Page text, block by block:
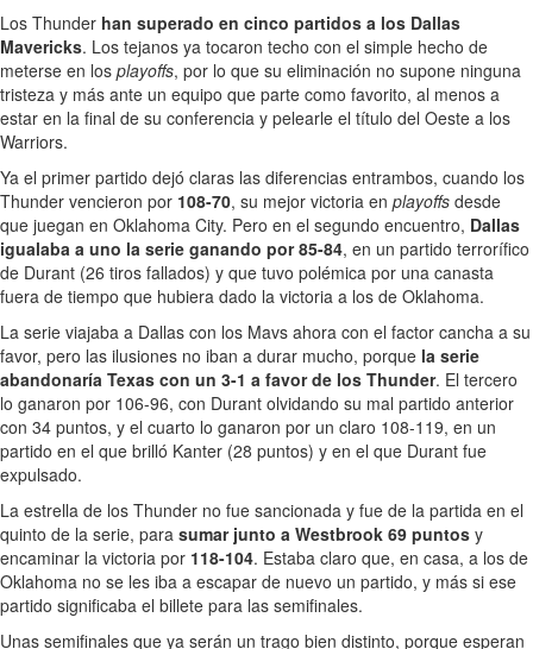
Los Thunder han superado en cinco partidos a los Dallas
Mavericks. Los tejanos ya tocaron techo con el simple hecho de
meterse en los playoffs, por lo que su eliminación no supone ninguna
tristeza y más ante un equipo que parte como favorito, al menos a
estar en la final de su conferencia y pelearle el título del Oeste a los
Warriors.
Ya el primer partido dejó claras las diferencias entrambos, cuando los
Thunder vencieron por 108-70, su mejor victoria en playoffs desde
que juegan en Oklahoma City. Pero en el segundo encuentro, Dallas
igualaba a uno la serie ganando por 85-84, en un partido terrorífico
de Durant (26 tiros fallados) y que tuvo polémica por una canasta
fuera de tiempo que hubiera dado la victoria a los de Oklahoma.
La serie viajaba a Dallas con los Mavs ahora con el factor cancha a su
favor, pero las ilusiones no iban a durar mucho, porque la serie
abandonaría Texas con un 3-1 a favor de los Thunder. El tercero
lo ganaron por 106-96, con Durant olvidando su mal partido anterior
con 34 puntos, y el cuarto lo ganaron por un claro 108-119, en un
partido en el que brilló Kanter (28 puntos) y en el que Durant fue
expulsado.
La estrella de los Thunder no fue sancionada y fue de la partida en el
quinto de la serie, para sumar junto a Westbrook 69 puntos y
encaminar la victoria por 118-104. Estaba claro que, en casa, a los de
Oklahoma no se les iba a escapar de nuevo un partido, y más si ese
partido significaba el billete para las semifinales.
Unas semifinales que ya serán un trago bien distinto, porque esperan